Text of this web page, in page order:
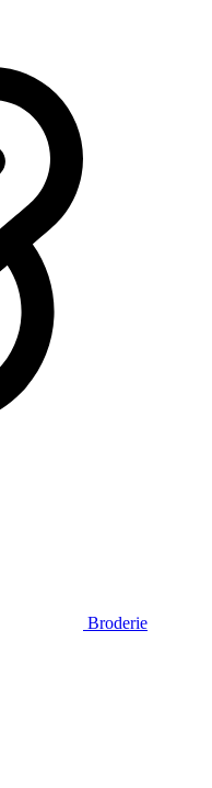
Broderie